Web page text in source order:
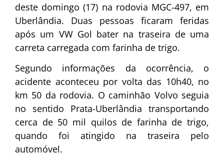
deste domingo (17) na rodovia MGC-497, em
Uberlândia. Duas pessoas ficaram feridas
após um VW Gol bater na traseira de uma
carreta carregada com farinha de trigo.
Segundo informações da ocorrência, o
acidente aconteceu por volta das 10h40, no
km 50 da rodovia. O caminhão Volvo seguia
no sentido Prata-Uberlândia transportando
cerca de 50 mil quilos de farinha de trigo,
quando foi atingido na traseira pelo
automóvel.